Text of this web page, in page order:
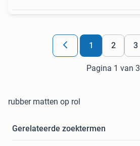
1 2 3
Pagina 1 van 3
rubber matten op rol
Gerelateerde zoektermen